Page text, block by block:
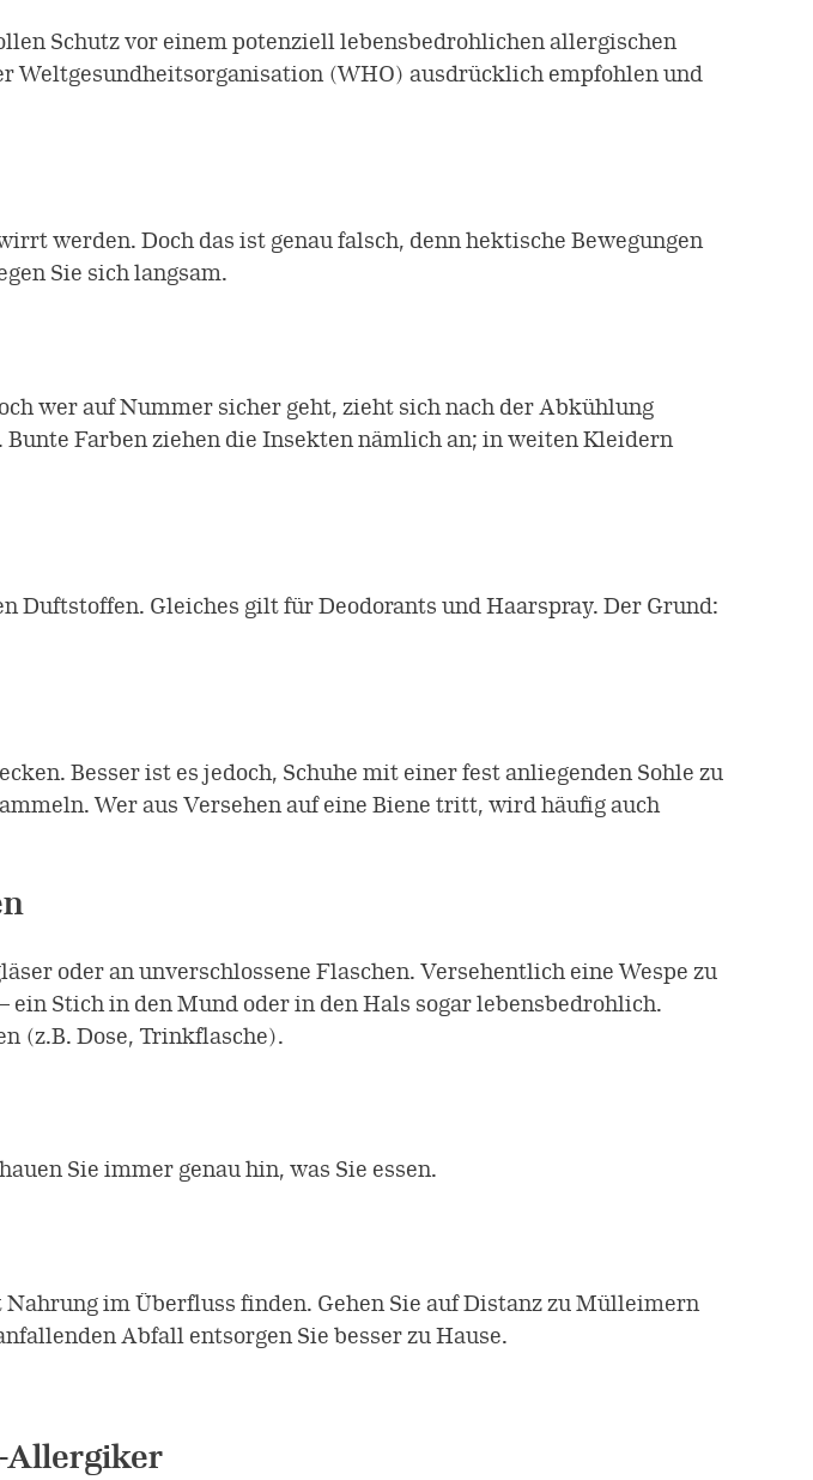
Schutz vor einem potenziell lebensbedrohlichen allergischen
Weltgesundheitsorganisation (WHO) ausdrücklich empfohlen und
werden. Doch das ist genau falsch, denn hektische Bewegungen
Sie sich langsam.
wer auf Nummer sicher geht, zieht sich nach der Abkühlung
Farben ziehen die Insekten nämlich an; in weiten Kleidern
Duftstoffen. Gleiches gilt für Deodorants und Haarspray. Der Grund:
Besser ist es jedoch, Schuhe mit einer fest anliegenden Sohle zu
Wer aus Versehen auf eine Biene tritt, wird häufig auch
oder an unverschlossene Flaschen. Versehentlich eine Wespe zu
Stich in den Mund oder in den Hals sogar lebensbedrohlich.
(z.B. Dose, Trinkflasche).
Sie immer genau hin, was Sie essen.
im Überfluss finden. Gehen Sie auf Distanz zu Mülleimern
Abfall entsorgen Sie besser zu Hause.
Allergiker